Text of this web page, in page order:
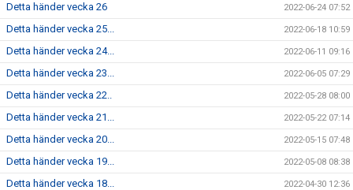
Detta händer vecka 26 2022-06-24 07:52
Detta händer vecka 25... 2022-06-18 10:59
Detta händer vecka 24... 2022-06-11 09:16
Detta händer vecka 23... 2022-06-05 07:29
Detta händer vecka 22.. 2022-05-28 08:00
Detta händer vecka 21... 2022-05-22 07:14
Detta händer vecka 20... 2022-05-15 07:48
Detta händer vecka 19... 2022-05-08 08:38
Detta händer vecka 18... 2022-04-30 12:36